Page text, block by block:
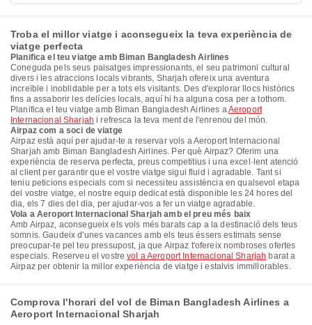
Troba el millor viatge i aconsegueix la teva experiència de
viatge perfecta
Planifica el teu viatge amb Biman Bangladesh Airlines
Coneguda pels seus paisatges impressionants, el seu patrimoni cultural
divers i les atraccions locals vibrants, Sharjah ofereix una aventura
increïble i inoblidable per a tots els visitants. Des d'explorar llocs històrics
fins a assaborir les delícies locals, aquí hi ha alguna cosa per a tothom.
Planifica el teu viatge amb Biman Bangladesh Airlines aAeroport
Internacional Sharjah i refresca la teva ment de l'enrenou del món.
Airpaz com a soci de viatge
Airpaz està aquí per ajudar-te a reservar vols a Aeroport Internacional
Sharjah amb Biman Bangladesh Airlines. Per què Airpaz? Oferim una
experiència de reserva perfecta, preus competitius i una excel·lent atenció
al client per garantir que el vostre viatge sigui fluid i agradable. Tant si
teniu peticions especials com si necessiteu assistència en qualsevol etapa
del vostre viatge, el nostre equip dedicat està disponible les 24 hores del
dia, els 7 dies del dia, per ajudar-vos a fer un viatge agradable.
Vola a Aeroport Internacional Sharjah amb el preu més baix
Amb Airpaz, aconsegueix els vols més barats cap a la destinació dels teus
somnis. Gaudeix d'unes vacances amb els teus éssers estimats sense
preocupar-te pel teu pressupost, ja que Airpaz t'ofereix nombroses ofertes
especials. Reserveu el vostrevol a Aeroport Internacional Sharjah barat a
Airpaz per obtenir la millor experiència de viatge i estalvis immillorables.
Comprova l'horari del vol de Biman Bangladesh Airlines a
Aeroport Internacional Sharjah